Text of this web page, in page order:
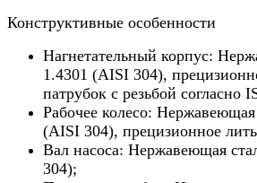
Конструктивные особенности
Нагнетательный корпус:
1.4301 (AISI 304),
патрубок с резьбой согласно
Рабочее колесо:
(AISI 304), прецизионное
Вал насоса: Нержавеющая
304);